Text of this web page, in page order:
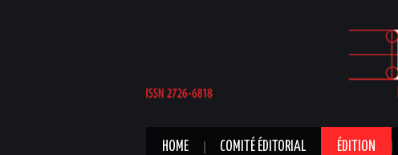
HOME COMITÉ ÉDITORIAL ÉDITION